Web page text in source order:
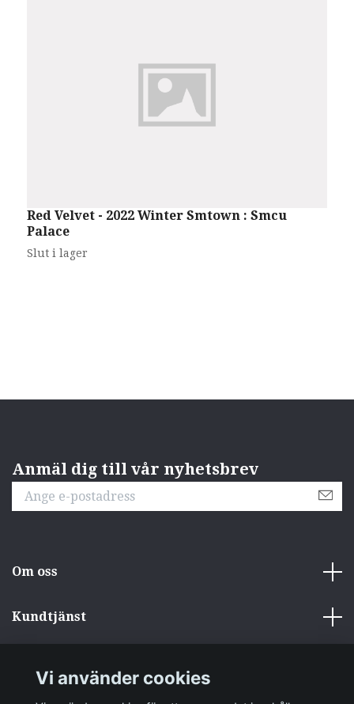
Red Velvet - 2022 Winter Smtown : Smcu
Palace
Slut i lager
Anmäl dig till vår nyhetsbrev
Om oss
Kundtjänst
Vi använder cookies